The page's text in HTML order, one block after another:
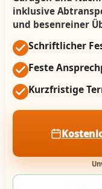
inklusive
und besenreiner
Schriftlicher
Feste
Kurzfristige